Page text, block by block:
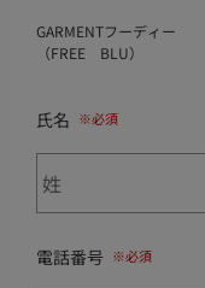
GARMENTフーディー
（FREE BLU）
氏名
電話番号